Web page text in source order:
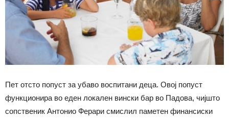
Пет отсто попуст за убаво воспитани деца. Овој попуст
функционира во еден локален вински бар во Падова, чијшто
сопственик Антонио Ферари смислил паметен финансиски